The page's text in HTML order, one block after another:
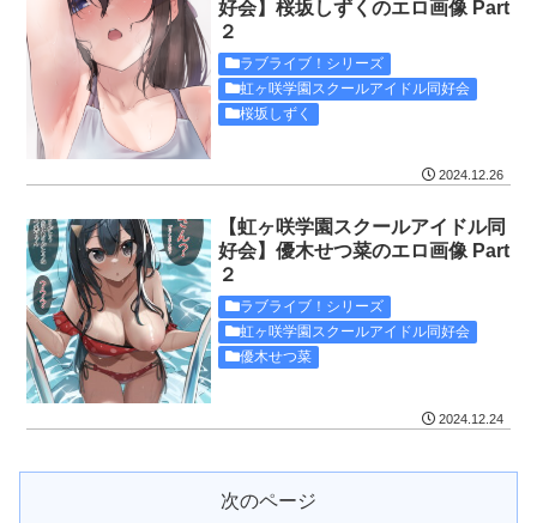
好会】桜坂しずくのエロ画像 Part
２
ラブライブ！シリーズ
虹ヶ咲学園スクールアイドル同好会
桜坂しずく
2024.12.26
【虹ヶ咲学園スクールアイドル同
好会】優木せつ菜のエロ画像 Part
２
ラブライブ！シリーズ
虹ヶ咲学園スクールアイドル同好会
優木せつ菜
2024.12.24
次のページ